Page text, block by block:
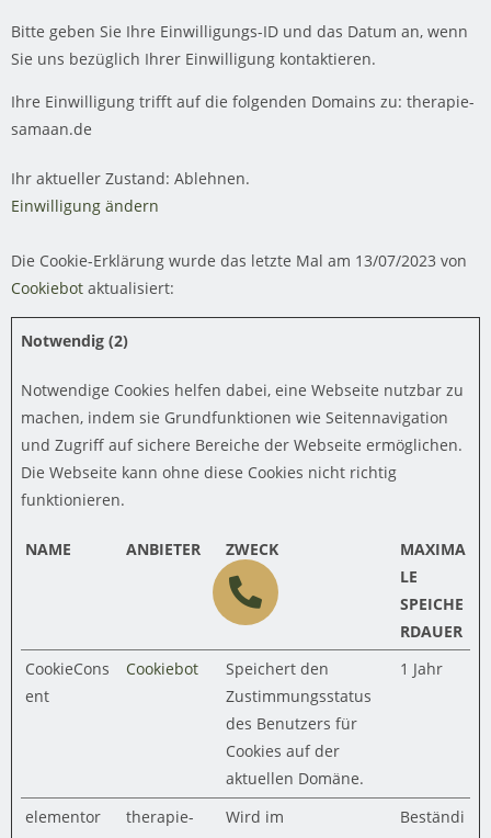
Bitte geben Sie Ihre Einwilligungs-ID und das Datum an, wenn
Sie uns bezüglich Ihrer Einwilligung kontaktieren.
Ihre Einwilligung trifft auf die folgenden Domains zu: therapie-
samaan.de
Ihr aktueller Zustand: Ablehnen.
Einwilligung ändern
Die Cookie-Erklärung wurde das letzte Mal am 13/07/2023 von
Cookiebot aktualisiert:
Notwendig (2)
Notwendige Cookies helfen dabei, eine Webseite nutzbar zu
machen, indem sie Grundfunktionen wie Seitennavigation
und Zugriff auf sichere Bereiche der Webseite ermöglichen.
Die Webseite kann ohne diese Cookies nicht richtig
funktionieren.
NAME ANBIETER ZWECK
MAXIMA
LE
SPEICHE
RDAUER
CookieCons
ent
Cookiebot
Speichert den
Zustimmungsstatus
des Benutzers für
Cookies auf der
aktuellen Domäne.
1 Jahr
elementor
therapie-
Wird im
Beständi